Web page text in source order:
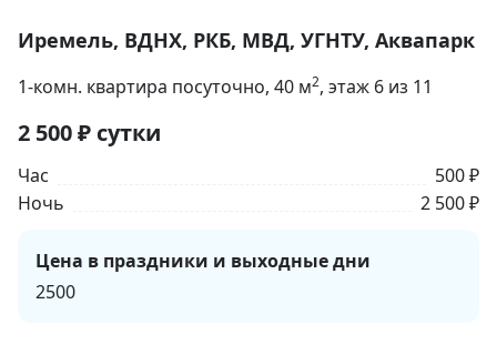
1
10
Иремель, ВДНХ, РКБ, МВД, УГНТУ, Аквапарк
1-комн. квартира посуточно, 40 м2, этаж 6 из 11
2 500₽ сутки
Час
500 ₽
Ночь
2 500 ₽
Цена в праздники и выходные дни
2500